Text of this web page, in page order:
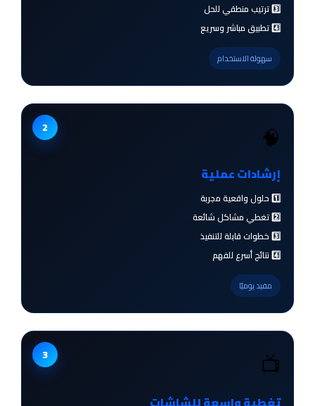
3️⃣ ترتيب منطقي للحل
4️⃣ تطبيق مباشر وسريع
سهولة الاستخدام
2 🧠
إرشادات عملية
1️⃣ حلول واقعية مجربة
2️⃣ تغطي مشاكل شائعة
3️⃣ خطوات قابلة للتنفيذ
4️⃣ نتائج أسرع للفهم
مفيد يوميًا
3 📺